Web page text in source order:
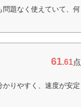
問題なく使えていて、何
61.61点
りやすく、速度が安定